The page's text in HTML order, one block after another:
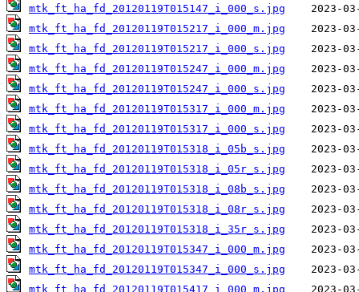
mtk_ft_ha_fd_20120119T015147_i_000_s.jpg
mtk_ft_ha_fd_20120119T015217_i_000_m.jpg
mtk_ft_ha_fd_20120119T015217_i_000_s.jpg
mtk_ft_ha_fd_20120119T015247_i_000_m.jpg
mtk_ft_ha_fd_20120119T015247_i_000_s.jpg
mtk_ft_ha_fd_20120119T015317_i_000_m.jpg
mtk_ft_ha_fd_20120119T015317_i_000_s.jpg
mtk_ft_ha_fd_20120119T015318_i_05b_s.jpg
mtk_ft_ha_fd_20120119T015318_i_05r_s.jpg
mtk_ft_ha_fd_20120119T015318_i_08b_s.jpg
mtk_ft_ha_fd_20120119T015318_i_08r_s.jpg
mtk_ft_ha_fd_20120119T015318_i_35r_s.jpg
mtk_ft_ha_fd_20120119T015347_i_000_m.jpg
mtk_ft_ha_fd_20120119T015347_i_000_s.jpg
mtk_ft_ha_fd_20120119T015417_i_000_m.jpg